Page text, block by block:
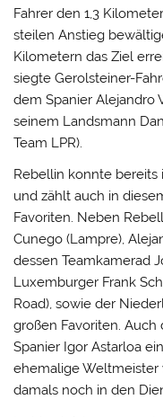
Fahrer den 1,3
steilen Anstieg
Kilometern das Ziel
siegte Gerolsteiner-
dem Spanier Alejandro
seinem Landsmann
Team LPR).
Rebellin konnte bereits
und zählt auch in
Favoriten. Neben
Cunego (Lampre),
dessen Teamkamerad
Luxemburger Frank
Road), sowie der
großen Favoriten.
Spanier Igor Astarloa
ehemalige Weltmeister
damals noch in den